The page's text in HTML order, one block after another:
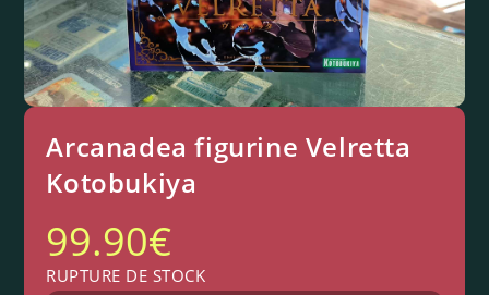
Arcanadea figurine Velretta
Kotobukiya
99.90€
RUPTURE DE STOCK